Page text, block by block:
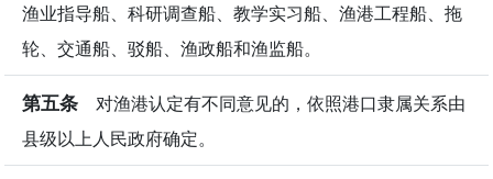
渔业指导船、科研调查船、教学实习船、渔港工程船、拖
轮、交通船、驳船、渔政船和渔监船。
第五条 对渔港认定有不同意见的，依照港口隶属关系由
县级以上人民政府确定。